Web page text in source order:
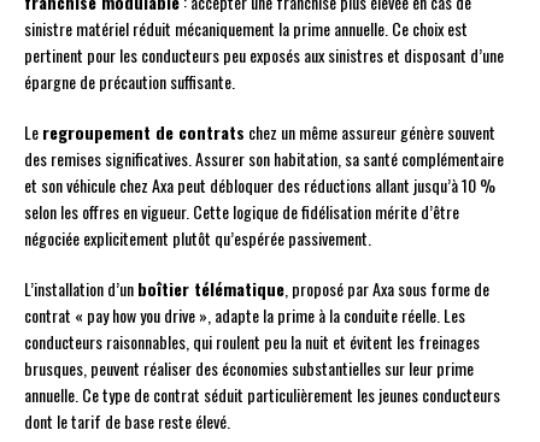
sinistre matériel réduit mécaniquement la prime annuelle. Ce choix est
pertinent pour les conducteurs peu exposés aux sinistres et disposant d’une
épargne de précaution suffisante.
Leregroupement de contrats chez un même assureur génère souvent
des remises significatives. Assurer son habitation, sa santé complémentaire
et son véhicule chez Axa peut débloquer des réductions allant jusqu’à 10 %
selon les offres en vigueur. Cette logique de fidélisation mérite d’être
négociée explicitement plutôt qu’espérée passivement.
L’installation d’unboîtier télématique, proposé par Axa sous forme de
contrat « pay how you drive », adapte la prime à la conduite réelle. Les
conducteurs raisonnables, qui roulent peu la nuit et évitent les freinages
brusques, peuvent réaliser des économies substantielles sur leur prime
annuelle. Ce type de contrat séduit particulièrement les jeunes conducteurs
dont le tarif de base reste élevé.